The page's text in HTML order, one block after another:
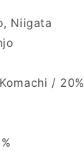
Niigata
/ 20%